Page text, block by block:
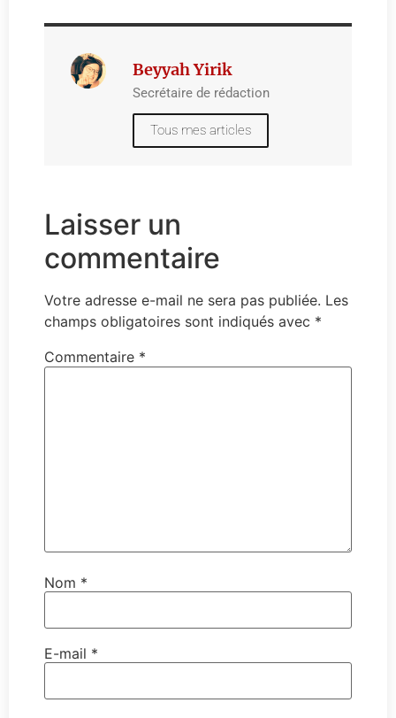
Beyyah Yirik
Secrétaire de rédaction
Tous mes articles
Laisser un
commentaire
Votre adresse e-mail ne sera pas publiée. Les
champs obligatoires sont indiqués avec *
Commentaire *
Nom *
E-mail *